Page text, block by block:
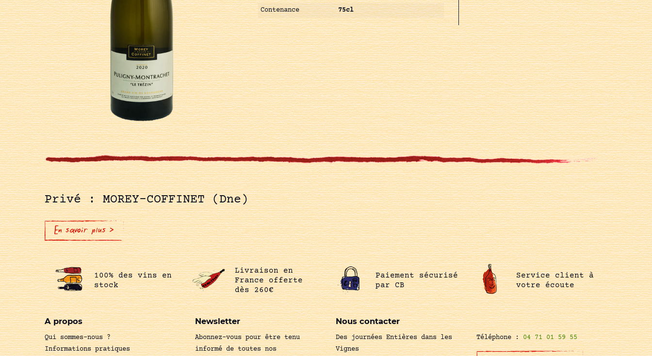
Contenance
75cl
Privé : MOREY-COFFINET (Dne)
En savoir plus >
100% des vins en
stock
Livraison en
France offerte
dès 260€
Paiement sécurisé
par CB
Service client à
votre écoute
A propos
Qui sommes-nous ?
Informations pratiques
Newsletter
Abonnez-vous pour être tenu
informé de toutes nos
Nous contacter
Des journées Entières dans les
Vignes
Téléphone :04 71 01 59 55